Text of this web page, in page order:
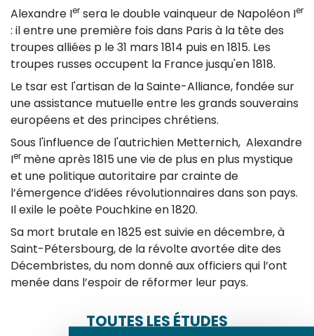
Alexandre Ier sera le double vainqueur de Napoléon Ier
: il entre une première fois dans Paris à la tête des
troupes alliées p le 31 mars 1814 puis en 1815. Les
troupes russes occupent la France jusqu'en 1818.
Le tsar est l'artisan de la Sainte-Alliance, fondée sur
une assistance mutuelle entre les grands souverains
européens et des principes chrétiens.
Sous l'influence de l'autrichien Metternich, Alexandre
Ier mène après 1815 une vie de plus en plus mystique
et une politique autoritaire par crainte de
l’émergence d’idées révolutionnaires dans son pays.
Il exile le poète Pouchkine en 1820.
Sa mort brutale en 1825 est suivie en décembre, à
Saint-Pétersbourg, de la révolte avortée dite des
Décembristes, du nom donné aux officiers qui l’ont
menée dans l’espoir de réformer leur pays.
TOUTES LES ÉTUDES